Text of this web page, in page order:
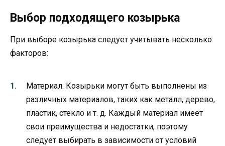
Выбор подходящего козырька
При выборе козырька следует учитывать несколько
факторов:
Материал. Козырьки могут быть выполнены из
различных материалов, таких как металл, дерево,
пластик, стекло и т. д. Каждый материал имеет
свои преимущества и недостатки, поэтому
следует выбирать в зависимости от условий